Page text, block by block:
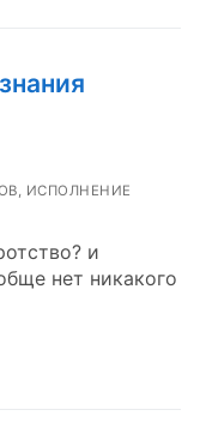
ИСПОЛНЕНИЕ
и
нет никакого